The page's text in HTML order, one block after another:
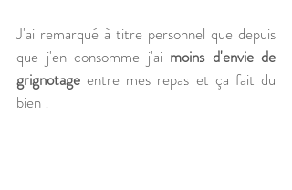
J'ai remarqué à titre personnel que depuis
que j'en consomme j'ai moins d'envie de
grignotage entre mes repas et ça fait du
bien !